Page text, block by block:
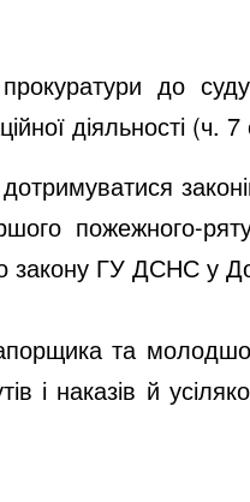
до
діяльності(ч. 7
пожежного-
ГУ ДСНС у
та
і наказів й